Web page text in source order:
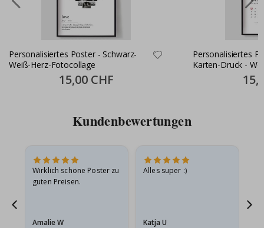
Personalisiertes Poster - Schwarz-
Weiß-Herz-Fotocollage
Special
Price
15,00 CHF
Personalisiertes
Karten-Druck -
Price
Kundenbewertungen
Wirklich schöne Poster zu
guten Preisen.
Amalie W
Alles super :)
Katja U